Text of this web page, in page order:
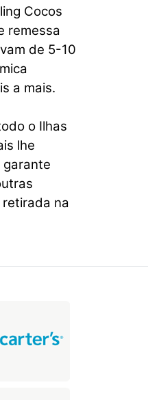
Cocos
remessa
de 5-10
a mais.
o Ilhas
lhe
garante
na